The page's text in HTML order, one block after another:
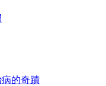
的奇蹟